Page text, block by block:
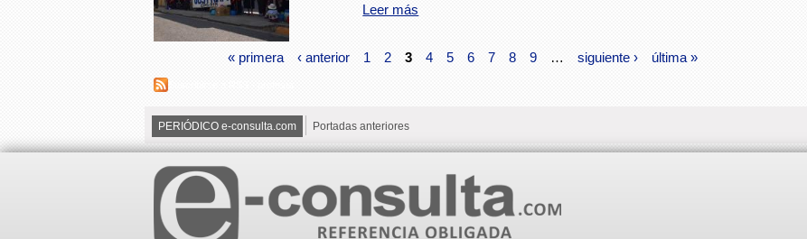
Leer más
« primera ‹ anterior 1 2 3 4 5 6 7 8 9 … siguiente › última »
PERIÓDICO e-consulta.com Portadas anteriores